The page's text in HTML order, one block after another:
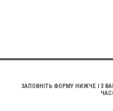
ЗАПОВНІТЬ ФОРМУ НИЖЧЕ І З